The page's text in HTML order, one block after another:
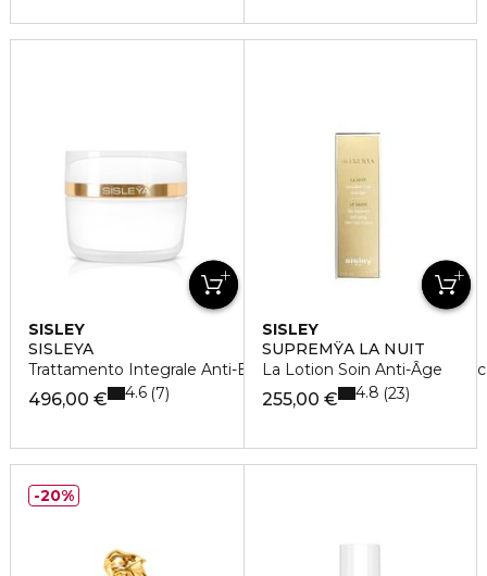
SISLEY
SISLEYA
Trattamento Integrale Anti-Età Per Pelle Secca O Molto
496,00 € 4.6 7
SISLEY
SUPREMŸA LA NUIT
La Lotion Soin Anti-Âge
255,00 € 4.8 23
20%